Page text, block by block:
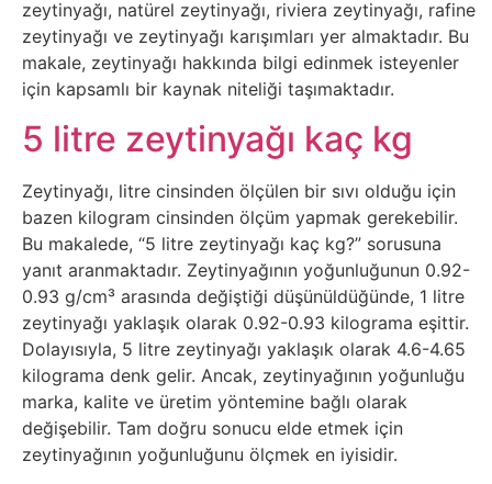
Psikoloji
Sağlık
Scriptler
Seo
Sigorta
Sinema
Spor
Tarih
zeytinyağı, natürel zeytinyağı, riviera zeytinyağı, rafine
zeytinyağı ve zeytinyağı karışımları yer almaktadır. Bu
makale, zeytinyağı hakkında bilgi edinmek isteyenler
için kapsamlı bir kaynak niteliği taşımaktadır.
5 litre zeytinyağı kaç kg
Zeytinyağı, litre cinsinden ölçülen bir sıvı olduğu için
bazen kilogram cinsinden ölçüm yapmak gerekebilir.
Bu makalede, “5 litre zeytinyağı kaç kg?” sorusuna
yanıt aranmaktadır. Zeytinyağının yoğunluğunun 0.92-
0.93 g/cm³ arasında değiştiği düşünüldüğünde, 1 litre
zeytinyağı yaklaşık olarak 0.92-0.93 kilograma eşittir.
Dolayısıyla, 5 litre zeytinyağı yaklaşık olarak 4.6-4.65
kilograma denk gelir. Ancak, zeytinyağının yoğunluğu
marka, kalite ve üretim yöntemine bağlı olarak
değişebilir. Tam doğru sonucu elde etmek için
zeytinyağının yoğunluğunu ölçmek en iyisidir.